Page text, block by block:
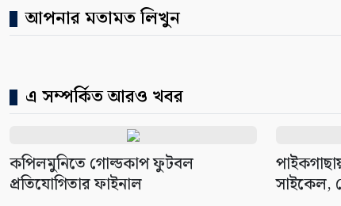
আপনার মতামত লিখুন
এ সম্পর্কিত আরও খবর
কপিলমুনিতে গোল্ডকাপ ফুটবল
প্রতিযোগিতার ফাইনাল
সাইকেল,